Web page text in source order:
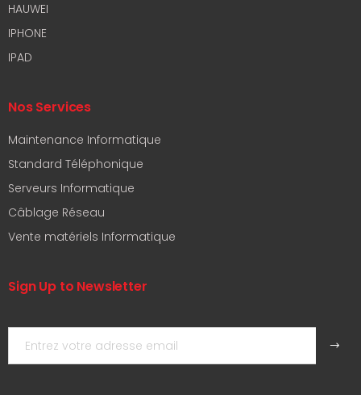
HAUWEI
IPHONE
IPAD
Nos Services
Maintenance Informatique
Standard Téléphonique
Serveurs Informatique
Câblage Réseau
Vente matériels Informatique
Sign Up to Newsletter